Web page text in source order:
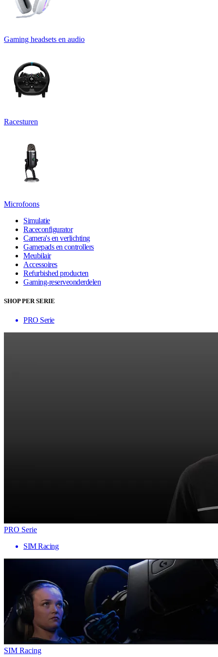
Gaming headsets en audio
Racesturen
Microfoons
Simulatie
Raceconfigurator
Camera's en verlichting
Gamepads en controllers
Meubilair
Accessoires
Refurbished producten
Gaming-reserveonderdelen
SHOP PER SERIE
PRO Serie
PRO Serie
SIM Racing
SIM Racing